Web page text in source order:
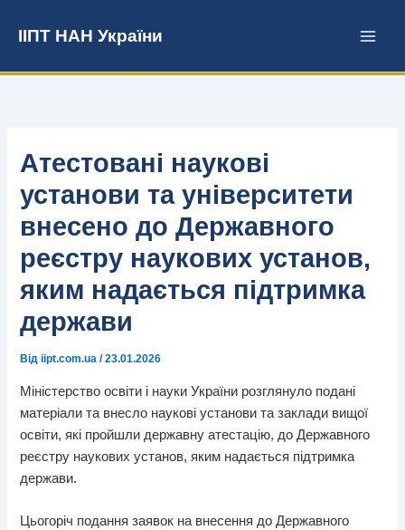
ІІПТ НАН України
Атестовані наукові
установи та університети
внесено до Державного
реєстру наукових установ,
яким надається підтримка
держави
Відiipt.com.ua/23.01.2026
Міністерство освіти і науки України розглянуло подані
матеріали та внесло наукові установи та заклади вищої
освіти, які пройшли державну атестацію, до Державного
реєстру наукових установ, яким надається підтримка
держави.
Цьогоріч подання заявок на внесення до Державного